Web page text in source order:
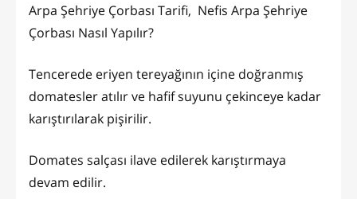
Arpa Şehriye Çorbası Tarifi, Nefis Arpa Şehriye
Çorbası Nasıl Yapılır?
Tencerede eriyen tereyağının içine doğranmış
domatesler atılır ve hafif suyunu çekinceye kadar
karıştırılarak pişirilir.
Domates salçası ilave edilerek karıştırmaya
devam edilir.